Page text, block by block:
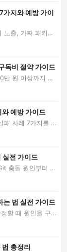
가지와 예방 가이
노출, 가짜 패키지
권한 ...
독비 절약 가이드
만 원 이상까지 예
모 팀을 ...
예방 가이드
패 사례 7가지를 분
실 테...
전 가이드
충돌 원인부터 소
안 검증...
는 법 실전 가이드
할 때 원인을 구분
내합니...
총정리